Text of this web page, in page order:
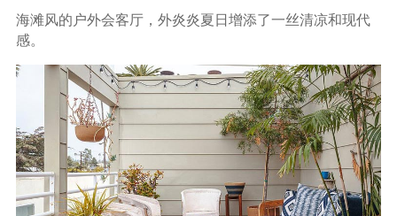
海滩风的户外会客厅，外炎炎夏日增添了一丝清凉和现代
感。